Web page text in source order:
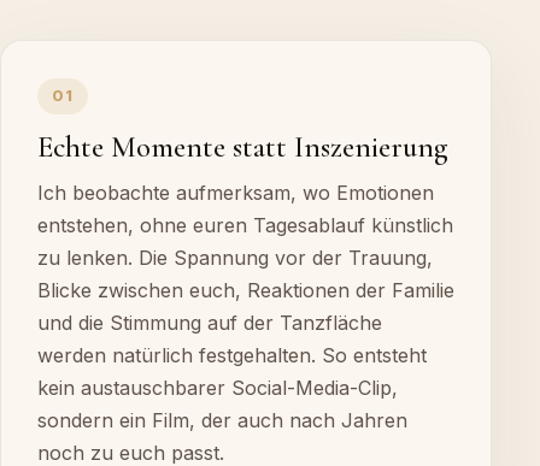
01
Echte Momente statt Inszenierung
Ich beobachte aufmerksam, wo Emotionen
entstehen, ohne euren Tagesablauf künstlich
zu lenken. Die Spannung vor der Trauung,
Blicke zwischen euch, Reaktionen der Familie
und die Stimmung auf der Tanzfläche
werden natürlich festgehalten. So entsteht
kein austauschbarer Social-Media-Clip,
sondern ein Film, der auch nach Jahren
noch zu euch passt.